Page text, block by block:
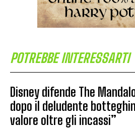
POTREBBE INTERESSARTI
Disney difende The
dopo il deludente
valore oltre gli incassi”